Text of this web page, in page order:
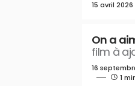
15 avril 2026
On a
film à
16
1